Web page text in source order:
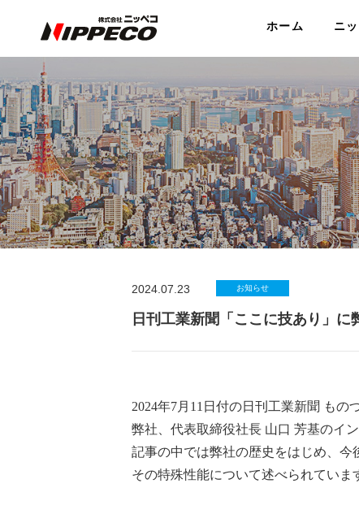
ホーム ニ
2024.07.23 お知らせ
日刊工業新聞「ここに技あり」
2024年7月 11 日付の日刊工業新聞 もの
弊社、代表取締役社長 山口 芳基のイ
記事の中では弊社の歴史をはじめ、今
その特殊性能について述べられていま